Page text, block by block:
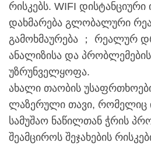
რისკებს. WIFI
დახმარება გლობალური
გამოხმაურება ； რეალურ
ანალიზისა და
უზრუნველყოფა.
ახალი თაობის
ლაზერული თავი, რომელიც
სამუშაო ნაწილთან ჭრის
შეამციროს შეჯახების